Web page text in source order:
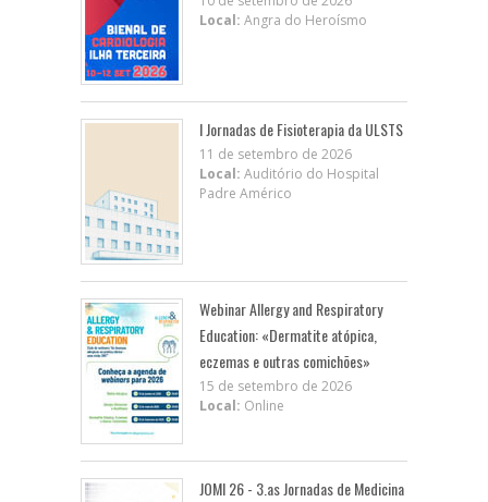
Local: Angra do Heroísmo
I Jornadas de Fisioterapia da ULSTS
11 de setembro de 2026
Local: Auditório do Hospital
Padre Américo
Webinar Allergy and Respiratory
Education: «Dermatite atópica,
eczemas e outras comichões»
15 de setembro de 2026
Local: Online
JOMI 26 - 3.as Jornadas de Medicina